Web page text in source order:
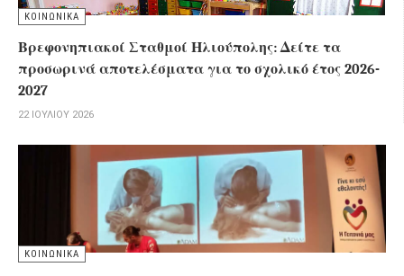
ΚΟΙΝΩΝΙΚΑ
Βρεφονηπιακοί Σταθμοί Ηλιούπολης: Δείτε τα
προσωρινά αποτελέσματα για το σχολικό έτος 2026-
2027
22 ΙΟΥΛΊΟΥ 2026
ΚΟΙΝΩΝΙΚΑ